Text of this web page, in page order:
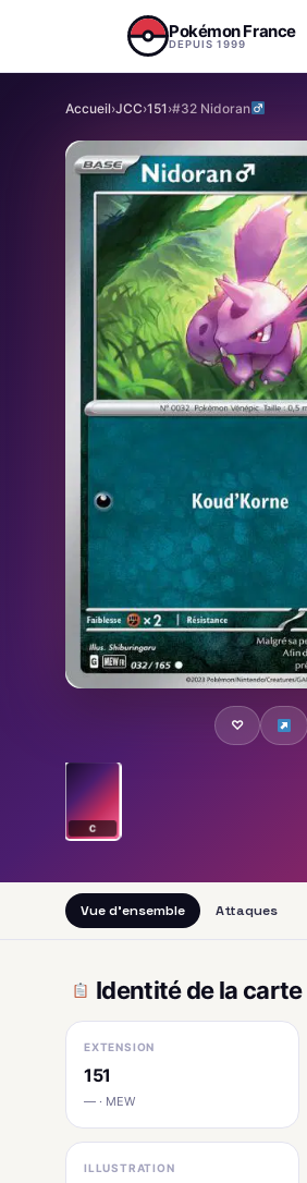
Pokémon France
DEPUIS 1999
Accueil›JCC›151›#32 Nidoran
♡
C
Vue d'ensemble Attaques
Identité de la carte
EXTENSION
151
— · MEW
ILLUSTRATION